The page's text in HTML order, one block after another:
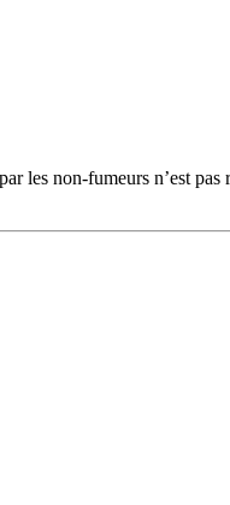
les non‑fumeurs n’est